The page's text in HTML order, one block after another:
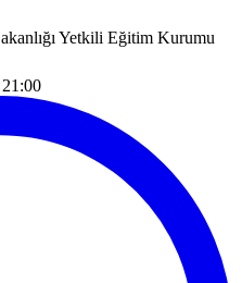
Yetkili Eğitim Kurumu